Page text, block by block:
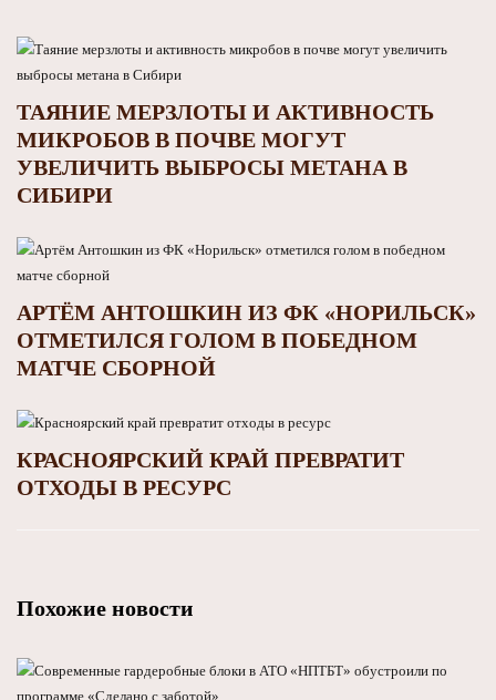
ТАЯНИЕ МЕРЗЛОТЫ И АКТИВНОСТЬ
МИКРОБОВ В ПОЧВЕ МОГУТ
УВЕЛИЧИТЬ ВЫБРОСЫ МЕТАНА В
СИБИРИ
АРТЁМ АНТОШКИН ИЗ ФК «НОРИЛЬСК»
ОТМЕТИЛСЯ ГОЛОМ В ПОБЕДНОМ
МАТЧЕ СБОРНОЙ
КРАСНОЯРСКИЙ КРАЙ ПРЕВРАТИТ
ОТХОДЫ В РЕСУРС
Похожие новости